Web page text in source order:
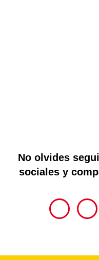
No olvides
sociales y